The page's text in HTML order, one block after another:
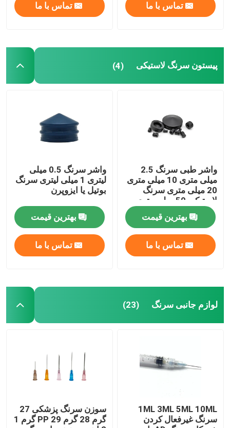
تماس با ما تماس با ما
پیستون سرنگ لاستیکی (4)
واشر طبی سرنگ 2.5
میلی متری 10 میلی متری
20 میلی متری سرنگ
لاستیکی 50 میلی متری
بوتیل
بهترین قیمت
تماس با ما
واشر سرنگ 0.5 میلی
لیتری 1 میلی لیتری سرنگ
بوتیل یا ایزوپرن
بهترین قیمت
تماس با ما
لوازم جانبی سرنگ (23)
1ML 3ML 5ML 10ML
سرنگ غیرفعال کردن
سوزن سرنگ پزشکی 27
گرم 28 گرم PP 29 گرم 1